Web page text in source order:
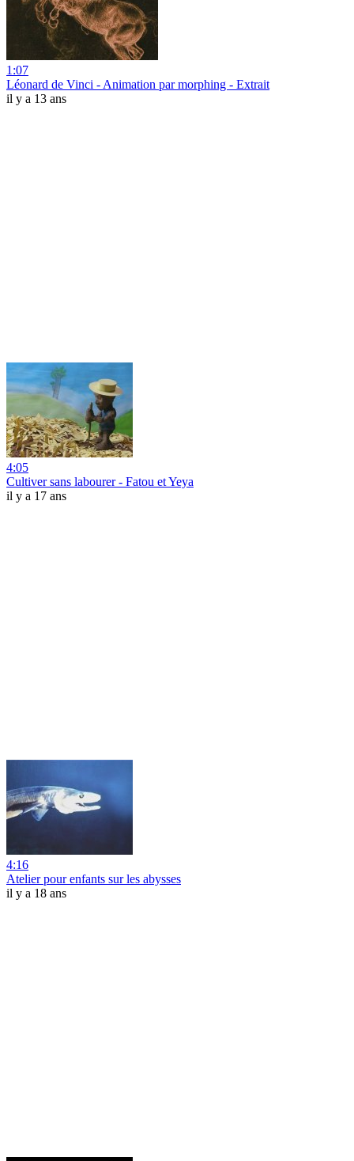
1:07
Léonard de Vinci - Animation par morphing - Extrait
il y a 13 ans
4:05
Cultiver sans labourer - Fatou et Yeya
il y a 17 ans
4:16
Atelier pour enfants sur les abysses
il y a 18 ans